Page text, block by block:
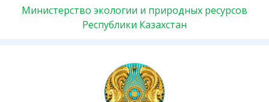
Министерство экологии и природных ресурсов
Республики Казахстан